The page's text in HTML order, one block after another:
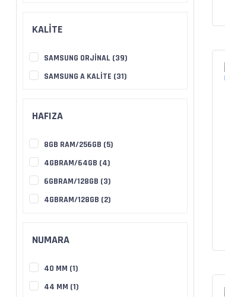
KALİTE
SAMSUNG ORJİNAL (39)
SAMSUNG A KALİTE (31)
HAFIZA
8GB RAM/256GB (5)
4GBRAM/64GB (4)
6GBRAM/128GB (3)
4GBRAM/128GB (2)
512 GB (1)
NUMARA
40 MM (1)
44 MM (1)